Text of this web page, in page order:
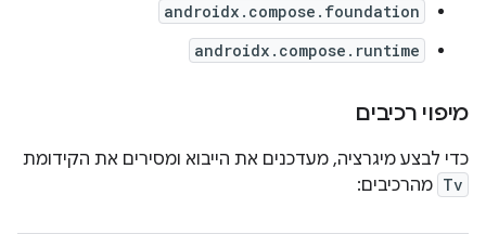
androidx.compose.foundation
androidx.compose.runtime
מיפוי רכיבים
כדי לבצע מיגרציה, מעדכנים את הייבוא ומסירים את הקידומת
Tv מהרכיבים: